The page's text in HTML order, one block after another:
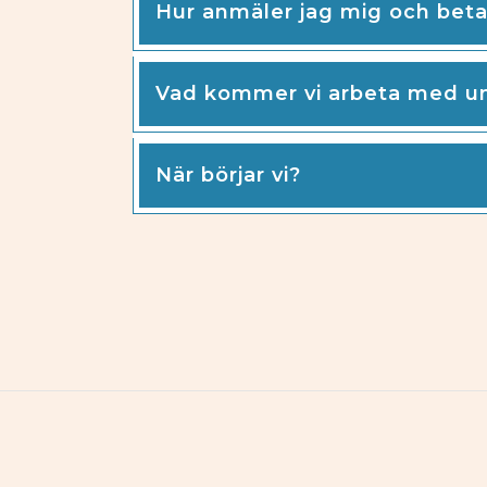
Hur anmäler jag mig och
Vad kommer vi arbeta med
När börjar vi?